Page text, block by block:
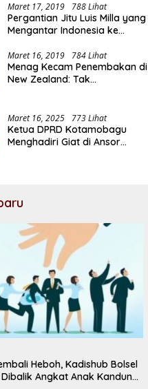
Maret 17, 2019 788 Lihat
Pergantian Jitu Luis Milla yang
Mengantar Indonesia ke
Maret 16, 2019 784 Lihat
Menag Kecam Penembakan di
New Zealand: Tak
Maret 16, 2025 773 Lihat
Ketua DPRD Kotamobagu
Menghadiri Giat di Ansor
Heboh, Kadishub Bolsel
Angkat Anak Kandung